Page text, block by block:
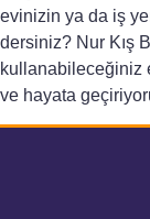
evinizin ya da iş
dersiniz? Nur Kış
kullanabileceğiniz
ve hayata